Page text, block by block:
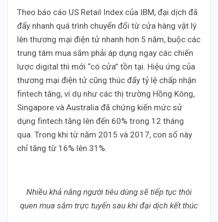
Theo báo cáo US Retail Index của IBM, đại dịch đã
đẩy nhanh quá trình chuyển đổi từ cửa hàng vật lý
lên thương mại điện tử nhanh hơn 5 năm, buộc các
trung tâm mua sắm phải áp dụng ngay các chiến
lược digital thì mới “có cửa” tồn tại. Hiệu ứng của
thương mại điện tử cũng thúc đẩy tỷ lệ chấp nhận
fintech tăng, ví dụ như các thị trường Hồng Kông,
Singapore và Australia đã chứng kiến mức sử
dụng fintech tăng lên đến 60% trong 12 tháng
qua. Trong khi từ năm 2015 và 2017, con số này
chỉ tăng từ 16% lên 31%.
Nhiều khả năng người tiêu dùng sẽ tiếp tục thói
quen mua sắm trực tuyến sau khi đại dịch kết thúc